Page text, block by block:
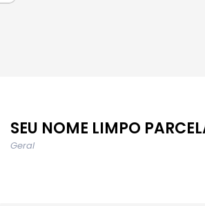
SEU NOME LIMPO
Geral